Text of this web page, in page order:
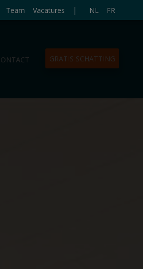
Team Vacatures | NL FR
GRATIS SCHATTING